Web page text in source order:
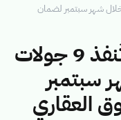
مشتركة خلال شهر سبتمبر لضمان
"الهيئة العامة للعقار" تُنفذ 9 جولات
سبتمبر
العقاري